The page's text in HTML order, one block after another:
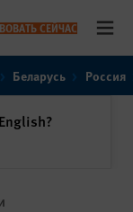
СЕЙЧАС
Беларусь Россия